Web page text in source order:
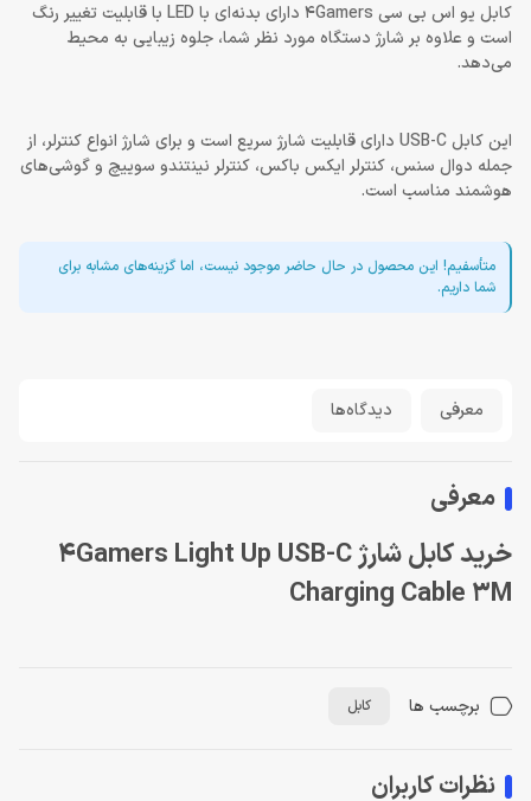
کابل یو اس بی سی 4Gamers دارای بدنه‌ای با LED با قابلیت تغییر رنگ
است و علاوه بر شارژ دستگاه مورد نظر شما، جلوه زیبایی به محیط
می‌دهد.
این کابل USB-C دارای قابلیت شارژ سریع است و برای شارژ انواع کنترلر، از
جمله دوال سنس، کنترلر ایکس باکس، کنترلر نینتندو سوییچ و گوشی‌های
هوشمند مناسب است.
متأسفیم! این محصول در حال حاضر موجود نیست، اما گزینه‌های مشابه برای
شما داریم.
معرفی دیدگاه‌ها
معرفی
خرید کابل شارژ 4Gamers Light Up USB-C
Charging Cable 3M
برچسب ها کابل
نظرات کاربران